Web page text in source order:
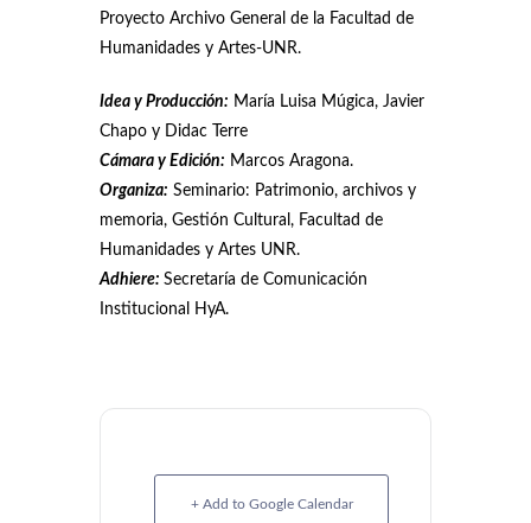
Proyecto Archivo General de la Facultad de
Humanidades y Artes-UNR.
Idea y Producción: María Luisa Múgica, Javier
Chapo y Didac Terre
Cámara y Edición: Marcos Aragona.
Organiza: Seminario: Patrimonio, archivos y
memoria, Gestión Cultural, Facultad de
Humanidades y Artes UNR.
Adhiere: Secretaría de Comunicación
Institucional HyA.
+ Add to Google Calendar